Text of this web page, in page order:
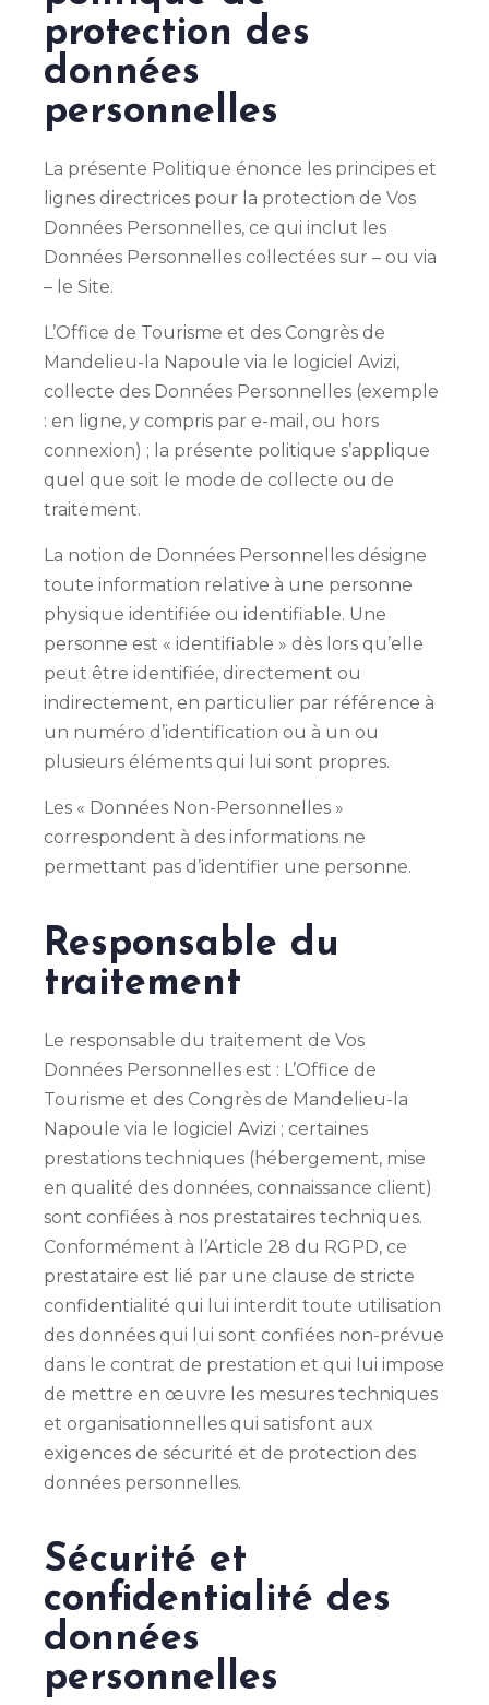
protection des
données
personnelles
La présente Politique énonce les principes et
lignes directrices pour la protection de Vos
Données Personnelles, ce qui inclut les
Données Personnelles collectées sur – ou via
– le Site.
L’Office de Tourisme et des Congrès de
Mandelieu-la Napoule via le logiciel Avizi,
collecte des Données Personnelles (exemple
: en ligne, y compris par e-mail, ou hors
connexion) ; la présente politique s’applique
quel que soit le mode de collecte ou de
traitement.
La notion de Données Personnelles désigne
toute information relative à une personne
physique identifiée ou identifiable. Une
personne est « identifiable » dès lors qu’elle
peut être identifiée, directement ou
indirectement, en particulier par référence à
un numéro d’identification ou à un ou
plusieurs éléments qui lui sont propres.
Les « Données Non-Personnelles »
correspondent à des informations ne
permettant pas d’identifier une personne.
Responsable du
traitement
Le responsable du traitement de Vos
Données Personnelles est : L’Office de
Tourisme et des Congrès de Mandelieu-la
Napoule via le logiciel Avizi ; certaines
prestations techniques (hébergement, mise
en qualité des données, connaissance client)
sont confiées à nos prestataires techniques.
Conformément à l’Article 28 du RGPD, ce
prestataire est lié par une clause de stricte
confidentialité qui lui interdit toute utilisation
des données qui lui sont confiées non-prévue
dans le contrat de prestation et qui lui impose
de mettre en œuvre les mesures techniques
et organisationnelles qui satisfont aux
exigences de sécurité et de protection des
données personnelles.
Sécurité et
confidentialité des
données
personnelles